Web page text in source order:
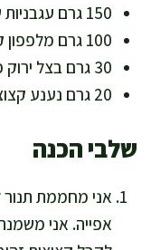
150 גרם עגבניות שרי חצויות לקוסקוס
100 גרם מלפפון קצוץ לקוסקוס
30 גרם בצל ירוק פרוס לקוסקוס
20 גרם נענע קצוצה (אופציונלי) – רעננות ועיכול נעים
שלבי הכנה